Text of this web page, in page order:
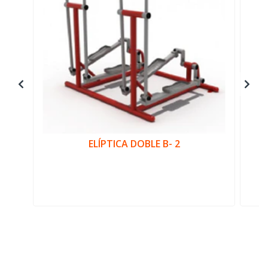
ELÍPTICA DOBLE B- 2